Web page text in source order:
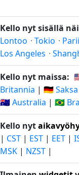
Kello nyt sisällä
Lontoo · Tokio ·
Los Angeles ·
Kello nyt maissa:
Britannia | 🇩🇪 Saksa
🇦🇺 Australia | 🇧🇷
Kello nyt
| CST | EST | EET |
MSK | NZST |